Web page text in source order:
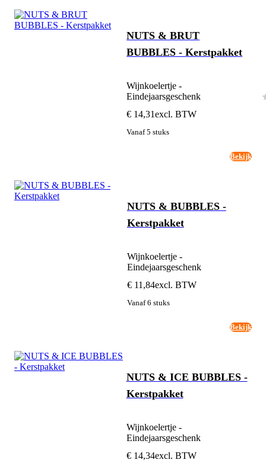
NUTS & BRUT
BUBBLES - Kerstpakket
Wijnkoelertje -
Eindejaarsgeschenk
€ 14,31excl. BTW
Vanaf 5 stuks
Bekijk
NUTS & BUBBLES -
Kerstpakket
Wijnkoelertje -
Eindejaarsgeschenk
€ 11,84excl. BTW
Vanaf 6 stuks
Bekijk
NUTS & ICE BUBBLES -
Kerstpakket
Wijnkoelertje -
Eindejaarsgeschenk
€ 14,34excl. BTW